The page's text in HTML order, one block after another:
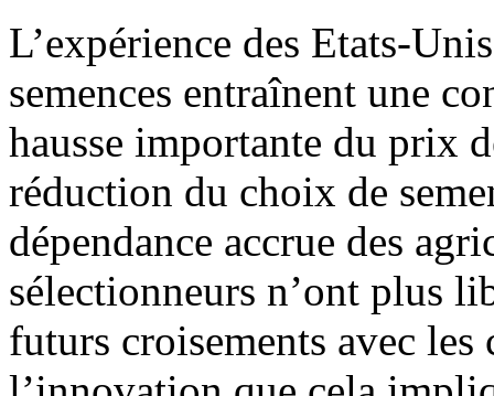
L’expérience des Etats-
semences entraînent une
hausse importante du prix
réduction du choix de
dépendance accrue des
sélectionneurs n’ont plus
futurs croisements avec les